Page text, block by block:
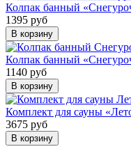
Колпак банный
1395 руб
В корзину
Колпак банный
1140 руб
В корзину
Комплект для сауны
3675 руб
В корзину